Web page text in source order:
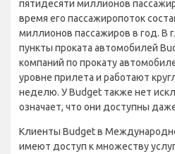
пятидесяти миллионов
время его пассажиропоток
миллионов пассажиров в год. В
пункты проката автомобилей
компаний по прокату
уровне прилета и работают
неделю. У Budget также нет
означает, что они доступны
Клиенты Budget в
имеют доступ к множеству